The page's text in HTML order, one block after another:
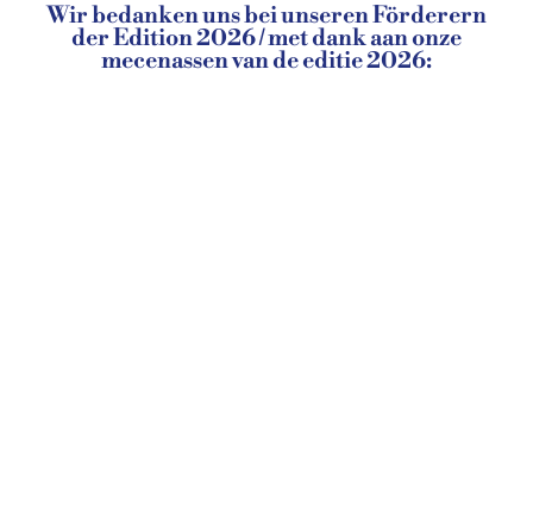
Wir bedanken uns bei unseren Förderern
der Edition 2026 / met dank aan onze
mecenassen van de editie 2026: